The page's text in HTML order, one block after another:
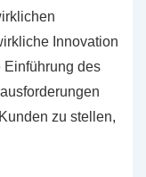
Innovation
Einführung des
zu stellen,